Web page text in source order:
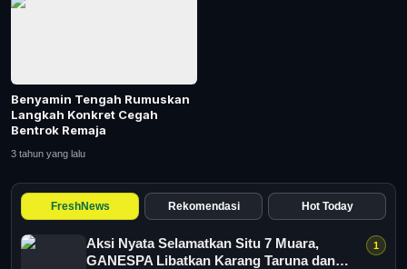
Tangerang Raya
Nasional
Politik
Daerah
Bogor Raya
Benyamin Tengah Rumuskan
Langkah Konkret Cegah
Bentrok Remaja
3 tahun yang lalu
FreshNews Rekomendasi Hot Today
Aksi Nyata Selamatkan Situ 7 Muara,
GANESPA Libatkan Karang Taruna dan